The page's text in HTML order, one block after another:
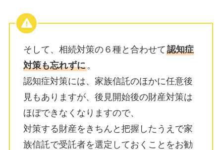
そして、相続対策の６種と合わせて認知症
対策も忘れずに。
認知症対策には、家族信託のほかに任意後
見もありますが、後見開始後の財産対策は
ほぼできなくなりますので、
対策する財産をきちんと把握したうえで家
族信託で受託者を選定しておくことをお勧